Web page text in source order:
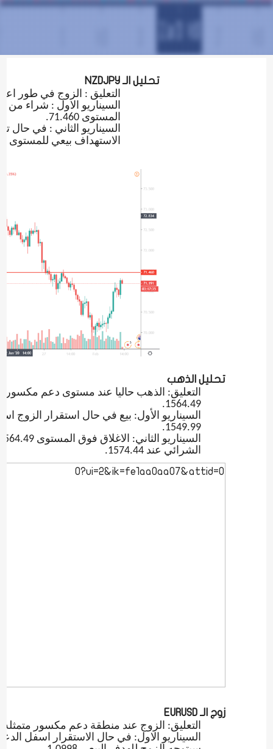
تحليل الـ NZDJPY
التعليق : الزوج في طور اعادة
السيناريو الاول : شراء
المستوى 71.460.
السيناريو الثاني : في
الاستهداف بيعي للمستوى 70.400 .
تحليل الذهب
التعليق: الذهب حاليا عند مستوى دعم مكسور
1564.49.
السيناريو الأول: بيع في حال استقرار الزوج
1549.99.
الشرائي عند 1574.44.
زوج الـEURUSD
التعليق: الزوج عند منطقة دعم مكسور متمثله في
السيناريو الاول: في حال الاستقرار اسفل